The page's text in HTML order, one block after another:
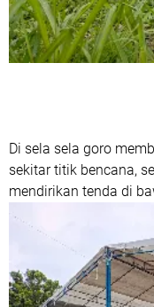
Di sela sela goro
sekitar titik bencana,
mendirikan tenda di